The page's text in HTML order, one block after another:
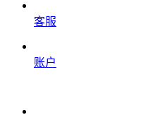
客服
账户